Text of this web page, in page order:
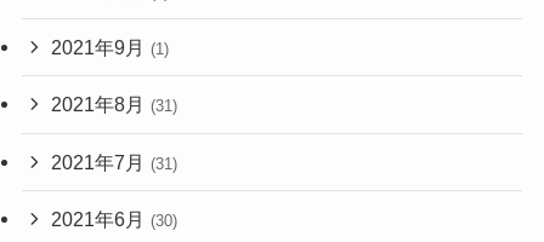
2021年9月 (1)
2021年8月 (31)
2021年7月 (31)
2021年6月 (30)